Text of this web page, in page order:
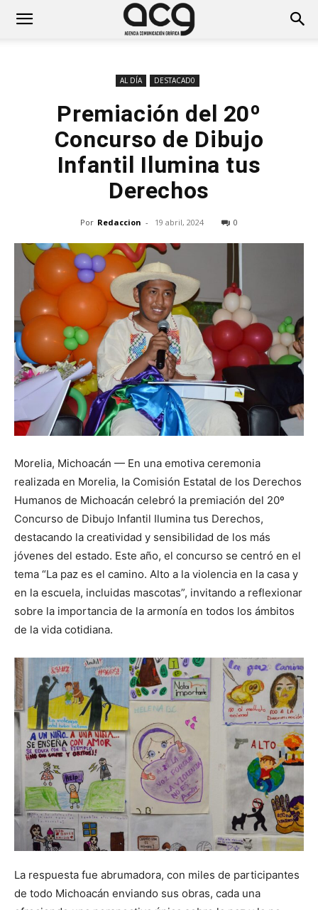
AL DÍA DESTACAD0
Premiación del 20º
Concurso de Dibujo
Infantil Ilumina tus
Derechos
Por Redaccion - 19 abril, 2024 0
Morelia, Michoacán — En una emotiva ceremonia
realizada en Morelia, la Comisión Estatal de los Derechos
Humanos de Michoacán celebró la premiación del 20º
Concurso de Dibujo Infantil Ilumina tus Derechos,
destacando la creatividad y sensibilidad de los más
jóvenes del estado. Este año, el concurso se centró en el
tema “La paz es el camino. Alto a la violencia en la casa y
en la escuela, incluidas mascotas”, invitando a reflexionar
sobre la importancia de la armonía en todos los ámbitos
de la vida cotidiana.
La respuesta fue abrumadora, con miles de participantes
de todo Michoacán enviando sus obras, cada una